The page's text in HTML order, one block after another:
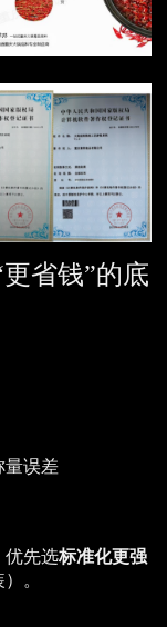
省钱”的底
量误差
优先选标准化更强
。